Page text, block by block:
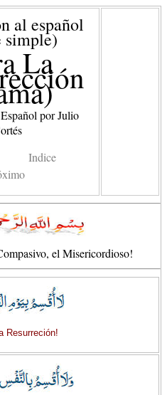
al español
simple)
La
por Julio
Indice
el Misericordioso!
Resurreción!